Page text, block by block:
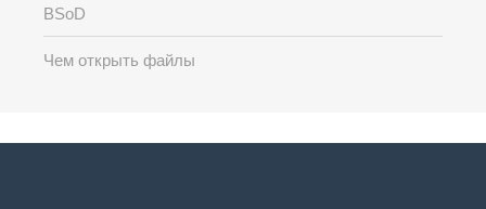
BSoD
Чем открыть файлы